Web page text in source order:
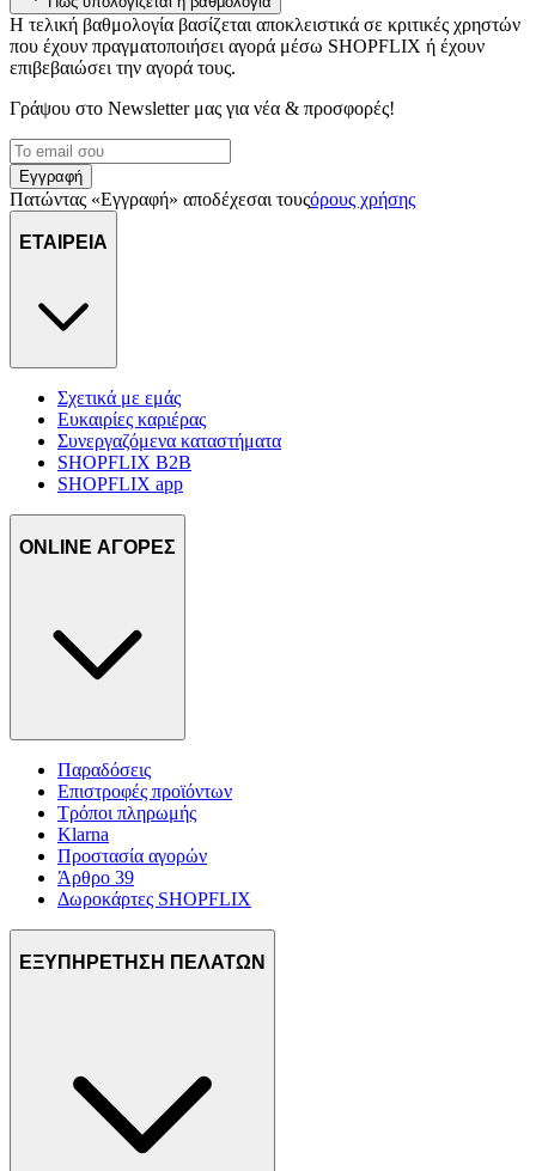
διαφημίσεων και περιεχομένου, τις μετρήσεις σχετικά με
διαφημίσεις και περιεχόμενο, την καλύτερη εικόνα του κοινού
μας και την ανάπτυξη προϊόντων. Επίσης, κοινοποιούμε
τοποθεσίας μας στους συνεργάτες μέσων κοινωνικής
Η τελική βαθμολογία βασίζεται αποκλειστικά σε κριτικές χρηστών
που έχουν πραγματοποιήσει αγορά μέσω SHOPFLIX ή έχουν
επιβεβαιώσει την αγορά τους.
Γράψου στο Νewsletter μας για νέα & προσφορές!
Εγγραφή
Πατώντας «Εγγραφή» αποδέχεσαι τουςόρους χρήσης
ΕΤΑΙΡΕΙΑ
Σχετικά με εμάς
Ευκαιρίες καριέρας
Συνεργαζόμενα καταστήματα
SHOPFLIX B2B
SHOPFLIX app
ONLINE ΑΓΟΡΕΣ
Παραδόσεις
Επιστροφές προϊόντων
Τρόποι πληρωμής
Klarna
Προστασία αγορών
Άρθρο 39
Δωροκάρτες SHOPFLIX
ΕΞΥΠΗΡΕΤΗΣΗ ΠΕΛΑΤΩΝ